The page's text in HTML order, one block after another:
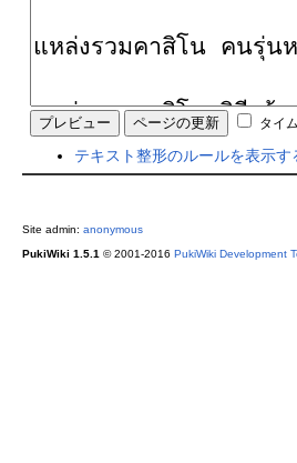
タイ
テキスト整形のルールを表示す
Site admin: anonymous
PukiWiki 1.5.1 © 2001-2016 PukiWiki Development